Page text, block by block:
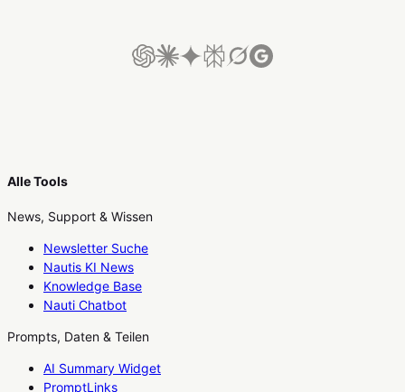
Alle Tools
News, Support & Wissen
Newsletter Suche
Nautis KI News
Knowledge Base
Nauti Chatbot
Prompts, Daten & Teilen
AI Summary Widget
PromptLinks